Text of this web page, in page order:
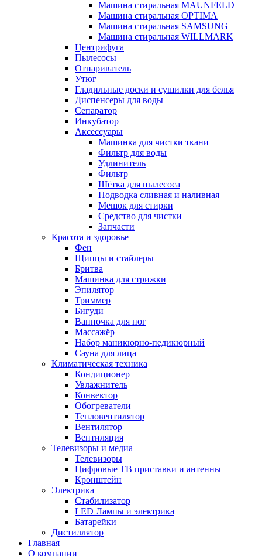
Машина стиральная MAUNFELD
Машина стиральная OPTIMA
Машина стиральная SAMSUNG
Машина стиральная WILLMARK
Центрифуга
Пылесосы
Отпариватель
Утюг
Гладильные доски и сушилки для белья
Диспенсеры для воды
Сепаратор
Инкубатор
Аксессуары
Машинка для чистки ткани
Фильтр для воды
Удлинитель
Фильтр
Шётка для пылесоса
Подводка сливная и наливная
Мешок для стирки
Средство для чистки
Запчасти
Красота и здоровье
Фен
Щипцы и стайлеры
Бритва
Машинка для стрижки
Эпилятор
Триммер
Бигуди
Ванночка для ног
Массажёр
Набор маникюрно-педикюрный
Сауна для лица
Климатическая техника
Кондиционер
Увлажнитель
Конвектор
Обогреватели
Тепловентилятор
Вентилятор
Вентиляция
Телевизоры и медиа
Телевизоры
Цифровые ТВ приставки и антенны
Кронштейн
Электрика
Стабилизатор
LED Лампы и электрика
Батарейки
Дистиллятор
Главная
О компании